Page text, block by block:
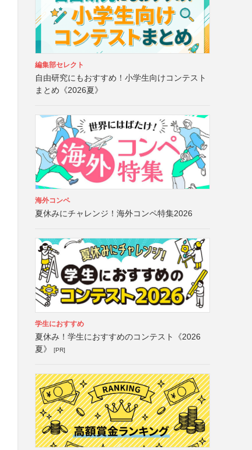
編集部セレクト
自由研究にもおすすめ！小学生向けコンテスト
まとめ《2026夏》
海外コンペ
夏休みにチャレンジ！海外コンペ特集2026
学生におすすめ
夏休み！学生におすすめのコンテスト《2026
夏》
[PR]